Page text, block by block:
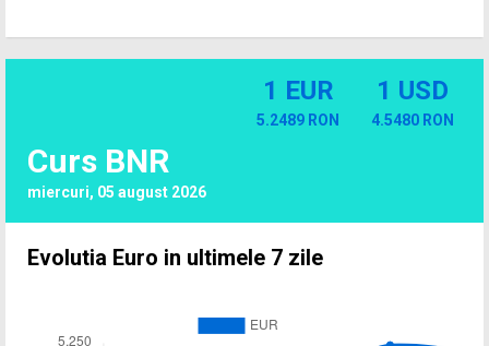
Curs BNR
miercuri, 05 august 2026
1 EUR
5.2489 RON
1 USD
4.5480 RON
Evolutia Euro in ultimele 7 zile